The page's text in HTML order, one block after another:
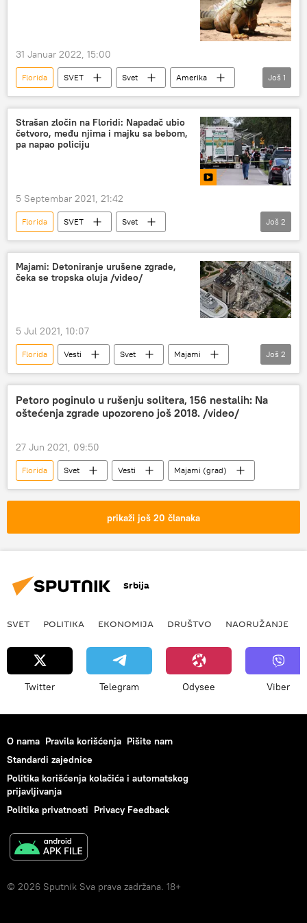
31 Januar 2022, 15:00
Florida SVET Svet
Amerika
Magazin
Još 1
Strašan zločin na Floridi: Napadač ubio
četvoro, među njima i majku sa bebom,
pa napao policiju
5 Septembar 2021, 21:42
Florida SVET
Svet
masovno ubistvo
Sjedinjene Američke Države
Još 2
Majami: Detoniranje urušene zgrade,
čeka se tropska oluja /video/
5 Jul 2021, 10:07
Florida Vesti Svet
Majami
oluja
Video
Još 2
Petoro poginulo u rušenju solitera, 156 nestalih: Na
oštećenja zgrade upozoreno još 2018. /video/
27 Jun 2021, 09:50
Florida Svet Vesti Majami (grad)
prikaži još 20 članaka
Srbija
SVET POLITIKA EKONOMIJA DRUŠTVO NAORUŽANJE
Twitter Telegram Odysee Viber
O nama Pravila korišćenja Pišite nam
Standardi zajednice
Politika korišćenja kolačića i automatskog
prijavljivanja
Politika privatnosti Privacy Feedback
© 2026 Sputnik Sva prava zadržana. 18+